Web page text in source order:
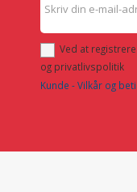
Ved at
og privatlivspolitik
Kunde - Vilkår og